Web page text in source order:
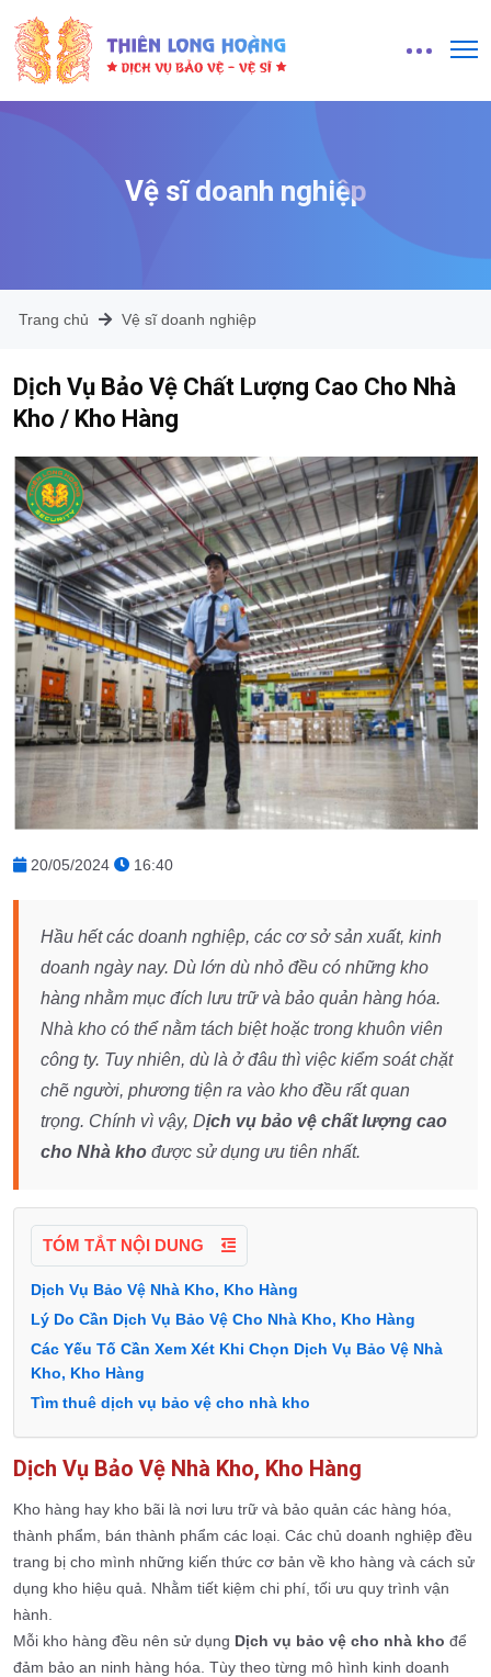
Vệ sĩ doanh nghiệp
Trang chủ Vệ sĩ doanh nghiệp
Dịch Vụ Bảo Vệ Chất Lượng Cao Cho Nhà
Kho / Kho Hàng
20/05/2024 16:40
Hầu hết các doanh nghiệp, các cơ sở sản xuất, kinh
doanh ngày nay. Dù lớn dù nhỏ đều có những kho
hàng nhằm mục đích lưu trữ và bảo quản hàng hóa.
Nhà kho có thể nằm tách biệt hoặc trong khuôn viên
công ty. Tuy nhiên, dù là ở đâu thì việc kiểm soát chặt
chẽ người, phương tiện ra vào kho đều rất quan
trọng. Chính vì vậy, Dịch vụ bảo vệ chất lượng cao
cho Nhà kho được sử dụng ưu tiên nhất.
TÓM TẮT NỘI DUNG
Dịch Vụ Bảo Vệ Nhà Kho, Kho Hàng
Lý Do Cần Dịch Vụ Bảo Vệ Cho Nhà Kho, Kho Hàng
Các Yếu Tố Cần Xem Xét Khi Chọn Dịch Vụ Bảo Vệ Nhà
Kho, Kho Hàng
Tìm thuê dịch vụ bảo vệ cho nhà kho
Dịch Vụ Bảo Vệ Nhà Kho, Kho Hàng
Kho hàng hay kho bãi là nơi lưu trữ và bảo quản các hàng hóa,
thành phẩm, bán thành phẩm các loại. Các chủ doanh nghiệp đều
trang bị cho mình những kiến thức cơ bản về kho hàng và cách sử
dụng kho hiệu quả. Nhằm tiết kiệm chi phí, tối ưu quy trình vận
hành.
Mỗi kho hàng đều nên sử dụng Dịch vụ bảo vệ cho nhà kho để
đảm bảo an ninh hàng hóa. Tùy theo từng mô hình kinh doanh